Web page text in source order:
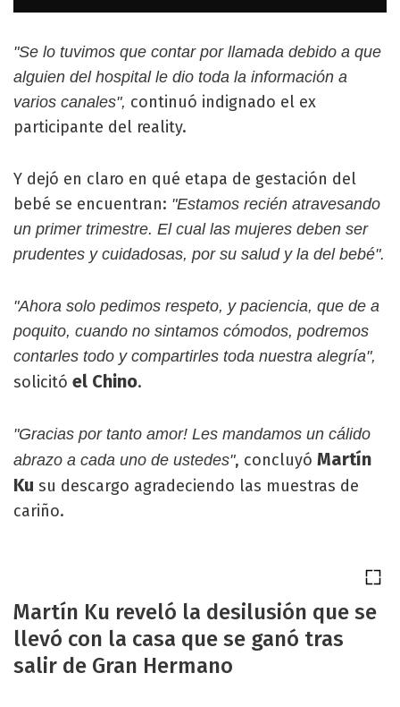
"Se lo tuvimos que contar por llamada debido a que
alguien del hospital le dio toda la información a
varios canales", continuó indignado el ex
participante del reality.
Y dejó en claro en qué etapa de gestación del
bebé se encuentran: "Estamos recién atravesando
un primer trimestre. El cual las mujeres deben ser
prudentes y cuidadosas, por su salud y la del bebé".
"Ahora solo pedimos respeto, y paciencia, que de a
poquito, cuando no sintamos cómodos, podremos
contarles todo y compartirles toda nuestra alegría",
solicitó el Chino.
"Gracias por tanto amor! Les mandamos un cálido
abrazo a cada uno de ustedes", concluyó Martín
Ku su descargo agradeciendo las muestras de
cariño.
Martín Ku reveló la desilusión que se
llevó con la casa que se ganó tras
salir de Gran Hermano